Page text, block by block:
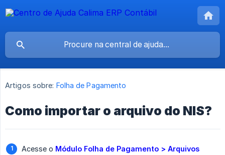
Artigos sobre: Folha de Pagamento
Como importar o arquivo do NIS?
Acesse o Módulo Folha de Pagamento > Arquivos